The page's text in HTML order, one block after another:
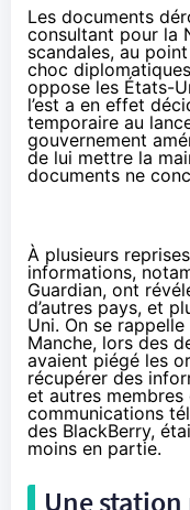
Les documents
consultant pour la
scandales, au
choc
oppose les États-
l’est a en effet
temporaire au
gouvernement
de lui mettre la
documents ne
À plusieurs
informations,
Guardian, ont
d’autres pays, et
Uni. On se
Manche, lors des
avaient piégé les
récupérer des
et autres membres
communications
des BlackBerry,
moins en partie.
Une